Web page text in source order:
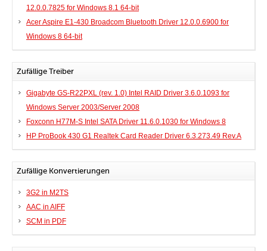
12.0.0.7825 for Windows 8.1 64-bit
Acer Aspire E1-430 Broadcom Bluetooth Driver 12.0.0.6900 for
Windows 8 64-bit
Zufällige Treiber
Gigabyte GS-R22PXL (rev. 1.0) Intel RAID Driver 3.6.0.1093 for
Windows Server 2003/Server 2008
Foxconn H77M-S Intel SATA Driver 11.6.0.1030 for Windows 8
HP ProBook 430 G1 Realtek Card Reader Driver 6.3.273.49 Rev.A
Zufällige Konvertierungen
3G2 in M2TS
AAC in AIFF
SCM in PDF